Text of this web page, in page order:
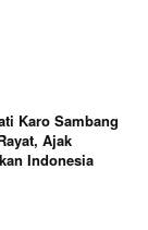
Konsul
Karo Sambang
Ajak
Indonesia